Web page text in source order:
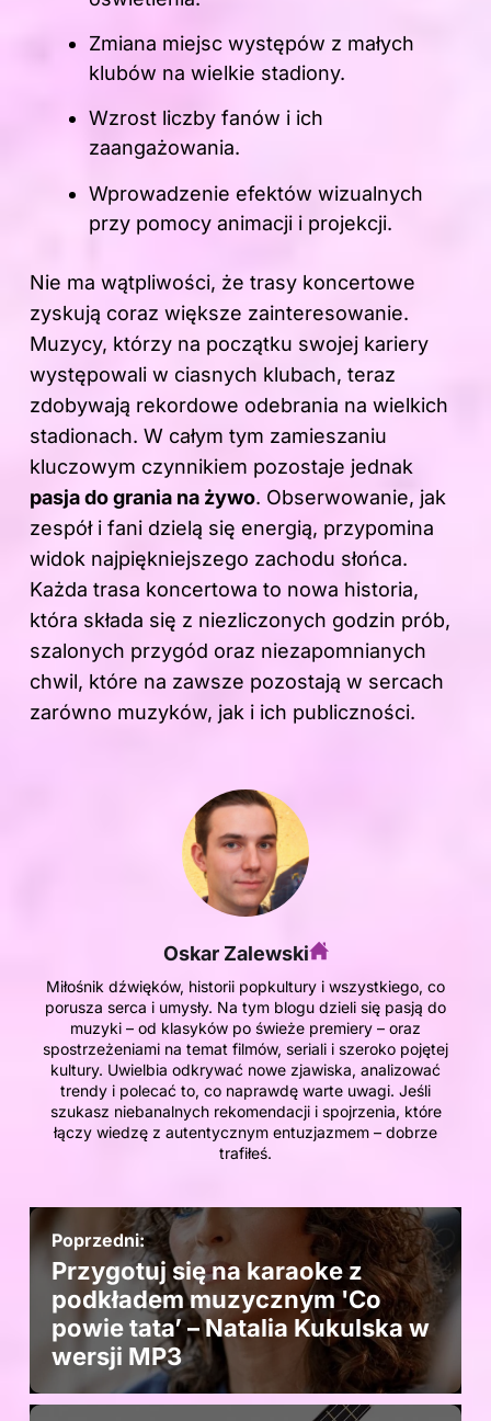
Zmiana miejsc występów z małych
klubów na wielkie stadiony.
Wzrost liczby fanów i ich
zaangażowania.
Wprowadzenie efektów wizualnych
przy pomocy animacji i projekcji.
Nie ma wątpliwości, że trasy koncertowe
zyskują coraz większe zainteresowanie.
Muzycy, którzy na początku swojej kariery
występowali w ciasnych klubach, teraz
zdobywają rekordowe odebrania na wielkich
stadionach. W całym tym zamieszaniu
kluczowym czynnikiem pozostaje jednak
pasja do grania na żywo. Obserwowanie, jak
zespół i fani dzielą się energią, przypomina
widok najpiękniejszego zachodu słońca.
Każda trasa koncertowa to nowa historia,
która składa się z niezliczonych godzin prób,
szalonych przygód oraz niezapomnianych
chwil, które na zawsze pozostają w sercach
zarówno muzyków, jak i ich publiczności.
Oskar Zalewski
Miłośnik dźwięków, historii popkultury i wszystkiego, co
porusza serca i umysły. Na tym blogu dzieli się pasją do
muzyki – od klasyków po świeże premiery – oraz
spostrzeżeniami na temat filmów, seriali i szeroko pojętej
kultury. Uwielbia odkrywać nowe zjawiska, analizować
trendy i polecać to, co naprawdę warte uwagi. Jeśli
szukasz niebanalnych rekomendacji i spojrzenia, które
łączy wiedzę z autentycznym entuzjazmem – dobrze
trafiłeś.
Poprzedni:
Przygotuj się na karaoke z
podkładem muzycznym 'Co
powie tata’ – Natalia Kukulska w
wersji MP3